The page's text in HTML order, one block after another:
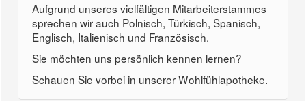
Aufgrund unseres vielfältigen Mitarbeiterstammes
sprechen wir auch Polnisch, Türkisch, Spanisch,
Englisch, Italienisch und Französisch.
Sie möchten uns persönlich kennen lernen?
Schauen Sie vorbei in unserer Wohlfühlapotheke.